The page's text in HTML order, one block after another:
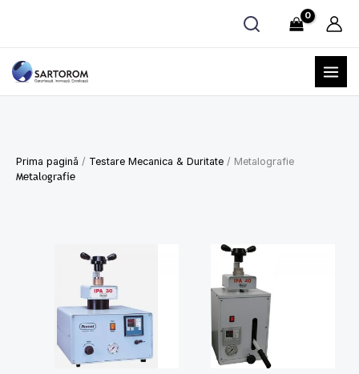
Prima pagină / Testare Mecanica & Duritate / Metalografie
Metalografie